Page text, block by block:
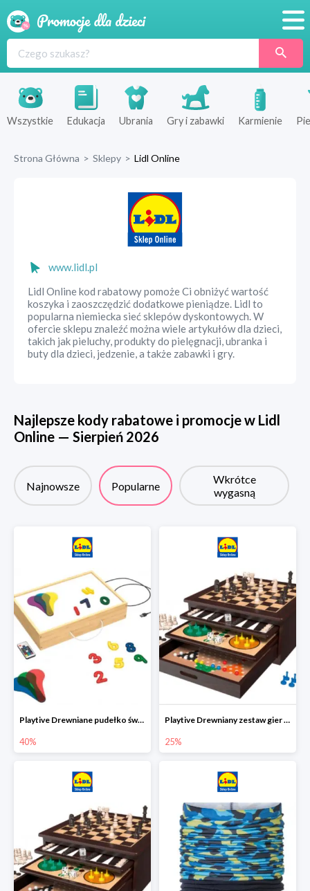
Produkty
Sklepy
Wszystkie Edukacja Ubrania Gry i zabawki Karmienie
Strona Główna > Sklepy > Lidl Online
www.lidl.pl
Lidl Online kod rabatowy pomoże Ci obniżyć wartość
koszyka i zaoszczędzić dodatkowe pieniądze. Lidl to
popularna niemiecka sieć sklepów dyskontowych. W
ofercie sklepu znaleźć można wiele artykułów dla dzieci,
takich jak pieluchy, produkty do pielęgnacji, ubranka i
buty dla dzieci, jedzenie, a także zabawki i gry.
Najlepsze kody rabatowe i promocje w Lidl
Online — Sierpień 2026
Najnowsze Popularne
Wkrótce
wygasną
Playtive Drewniane pudełko świetlne MONTESSORI
40%
Playtive Drewniany zestaw gier 10 w 1
25%